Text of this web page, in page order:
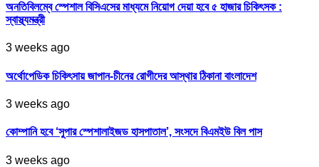
অনতিবিলম্বে স্পেশাল বিসিএসের মাধ্যমে নিয়োগ দেয়া হবে ৫ হাজার চিকিৎসক :
স্বাস্থ্যমন্ত্রী
3 weeks ago
অর্থোপেডিক চিকিৎসায় জাপান-চীনের রোগীদের আস্থার ঠিকানা বাংলাদেশ
3 weeks ago
কোম্পানি হবে ‘সুপার স্পেশালাইজড হাসপাতাল’, সংসদে বিএমইউ বিল পাস
3 weeks ago